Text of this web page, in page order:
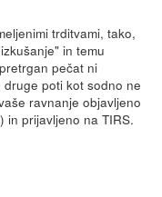
trditvami, tako,
in temu
pečat ni
poti kot sodno ne
ravnanje objavljeno
in prijavljeno na TIRS.